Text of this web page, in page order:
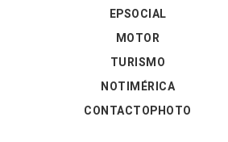
EPSOCIAL
MOTOR
TURISMO
NOTIMÉRICA
CONTACTOPHOTO